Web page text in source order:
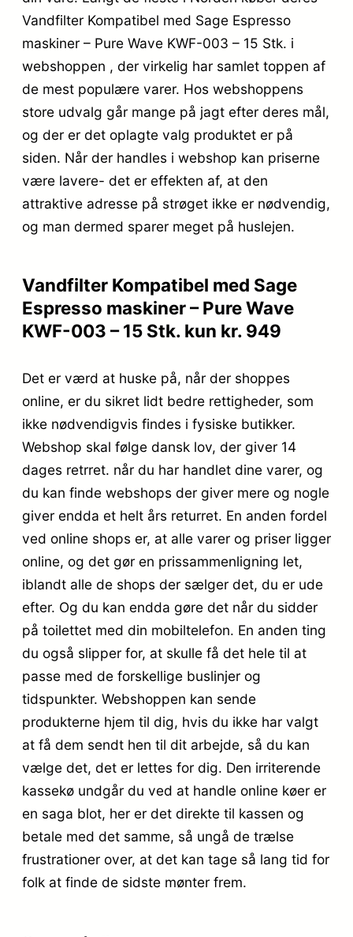
Vandfilter Kompatibel med Sage Espresso
maskiner – Pure Wave KWF-003 – 15 Stk. i
webshoppen , der virkelig har samlet toppen af
de mest populære varer. Hos webshoppens
store udvalg går mange på jagt efter deres mål,
og der er det oplagte valg produktet er på
siden. Når der handles i webshop kan priserne
være lavere- det er effekten af, at den
attraktive adresse på strøget ikke er nødvendig,
og man dermed sparer meget på huslejen.
Vandfilter Kompatibel med Sage
Espresso maskiner – Pure Wave
KWF-003 – 15 Stk. kun kr. 949
Det er værd at huske på, når der shoppes
online, er du sikret lidt bedre rettigheder, som
ikke nødvendigvis findes i fysiske butikker.
Webshop skal følge dansk lov, der giver 14
dages retrret. når du har handlet dine varer, og
du kan finde webshops der giver mere og nogle
giver endda et helt års returret. En anden fordel
ved online shops er, at alle varer og priser ligger
online, og det gør en prissammenligning let,
iblandt alle de shops der sælger det, du er ude
efter. Og du kan endda gøre det når du sidder
på toilettet med din mobiltelefon. En anden ting
du også slipper for, at skulle få det hele til at
passe med de forskellige buslinjer og
tidspunkter. Webshoppen kan sende
produkterne hjem til dig, hvis du ikke har valgt
at få dem sendt hen til dit arbejde, så du kan
vælge det, det er lettes for dig. Den irriterende
kassekø undgår du ved at handle online køer er
en saga blot, her er det direkte til kassen og
betale med det samme, så ungå de trælse
frustrationer over, at det kan tage så lang tid for
folk at finde de sidste mønter frem.